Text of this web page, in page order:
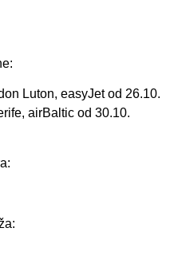
Luton, easyJet od 26.10.
airBaltic od 30.10.